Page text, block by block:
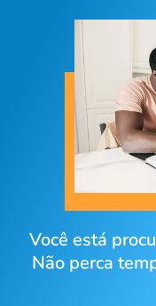
Você está
Não perca